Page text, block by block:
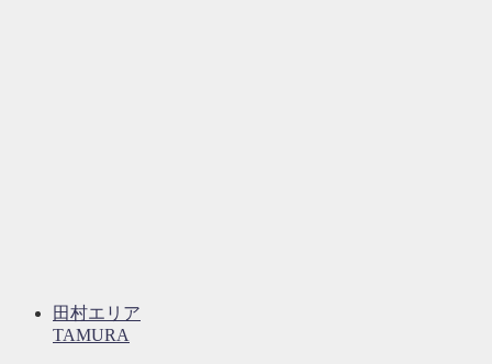
田村エリア
TAMURA